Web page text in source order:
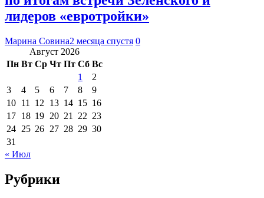
лидеров «евротройки»
Марина Совина2 месяца спустя 0
Август 2026
Пн Вт Ср Чт Пт Сб Вс
1
2
3
4 5 6 7 8
9
10 11 12 13 14 15 16
17 18 19 20 21 22 23
24 25 26 27 28 29 30
31
« Июл
Рубрики